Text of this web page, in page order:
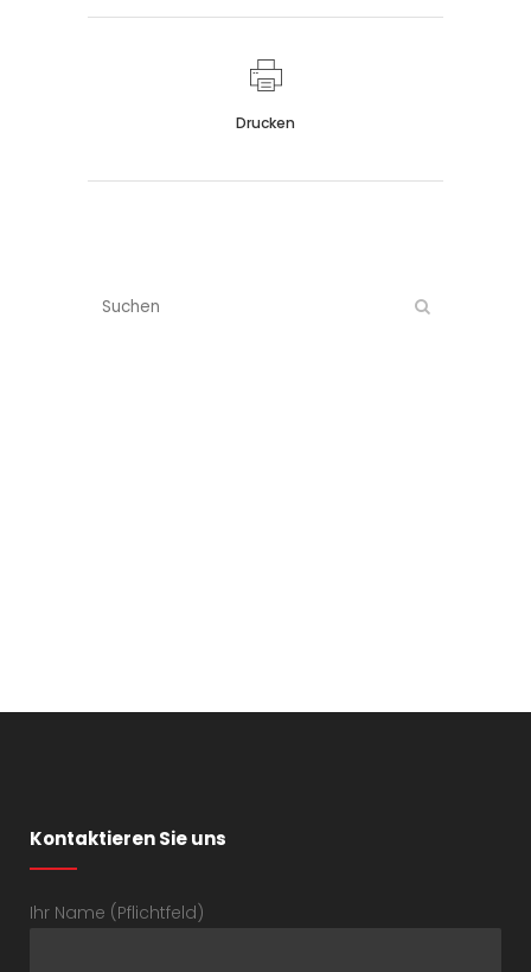
Drucken
Kontaktieren Sie uns
Ihr Name (Pflichtfeld)